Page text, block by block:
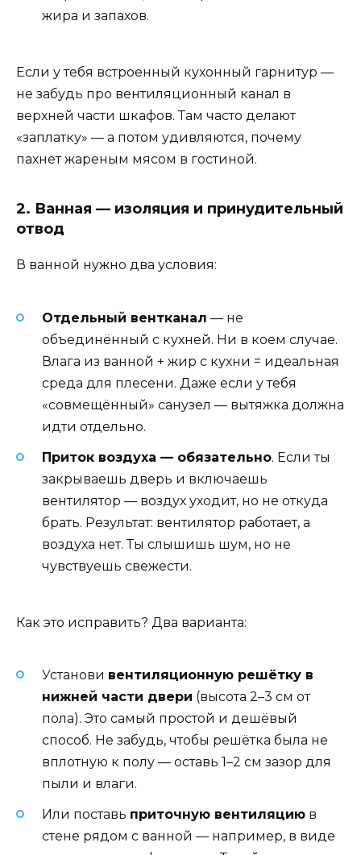
жира и запахов.
Если у тебя встроенный кухонный гарнитур —
не забудь про вентиляционный канал в
верхней части шкафов. Там часто делают
«заплатку» — а потом удивляются, почему
пахнет жареным мясом в гостиной.
2. Ванная — изоляция и принудительный
отвод
В ванной нужно два условия:
Отдельный вентканал — не
объединённый с кухней. Ни в коем случае.
Влага из ванной + жир с кухни = идеальная
среда для плесени. Даже если у тебя
«совмещённый» санузел — вытяжка должна
идти отдельно.
Приток воздуха — обязательно. Если ты
закрываешь дверь и включаешь
вентилятор — воздух уходит, но не откуда
брать. Результат: вентилятор работает, а
воздуха нет. Ты слышишь шум, но не
чувствуешь свежести.
Как это исправить? Два варианта:
Установи вентиляционную решётку в
нижней части двери (высота 2–3 см от
пола). Это самый простой и дешёвый
способ. Не забудь, чтобы решётка была не
вплотную к полу — оставь 1–2 см зазор для
пыли и влаги.
Или поставь приточную вентиляцию в
стене рядом с ванной — например, в виде